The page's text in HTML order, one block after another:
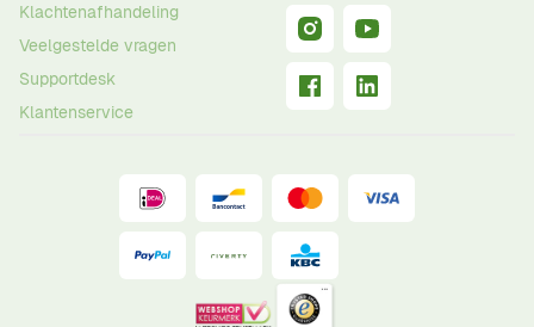
Klachtenafhandeling
Veelgestelde vragen
Supportdesk
Klantenservice